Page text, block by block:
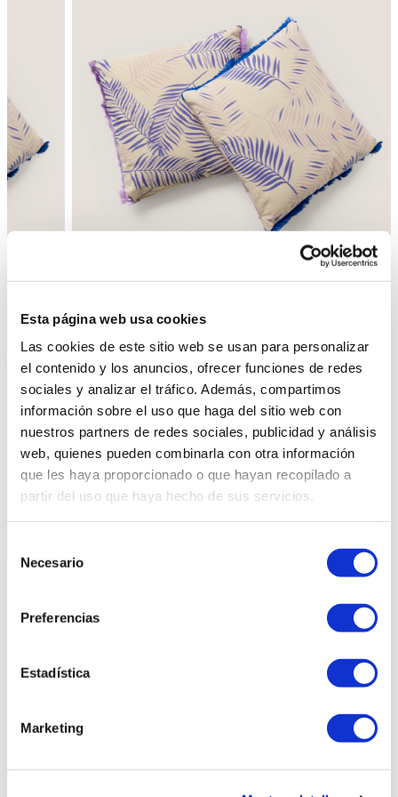
Esta página web usa cookies
Las cookies de este sitio web se usan para personalizar
el contenido y los anuncios, ofrecer funciones de redes
sociales y analizar el tráfico. Además, compartimos
información sobre el uso que haga del sitio web con
nuestros partners de redes sociales, publicidad y análisis
web, quienes pueden combinarla con otra información
que les haya proporcionado o que hayan recopilado a
partir del uso que haya hecho de sus servicios.
Necesario
Preferencias
Estadística
Marketing
Atrás
Medidas
Productos relacionados